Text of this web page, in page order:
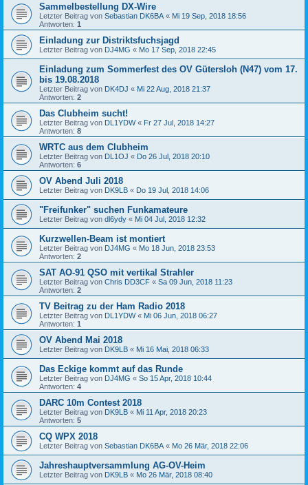
Sammelbestellung DX-Wire
Letzter Beitrag von Sebastian DK6BA « Mi 19 Sep, 2018 18:56
Antworten: 1
Einladung zur Distriktsfuchsjagd
Letzter Beitrag von DJ4MG « Mo 17 Sep, 2018 22:45
Einladung zum Sommerfest des OV Gütersloh (N47) vom 17.
bis 19.08.2018
Letzter Beitrag von DK4DJ « Mi 22 Aug, 2018 21:37
Antworten: 2
Das Clubheim sucht!
Letzter Beitrag von DL1YDW« Fr 27 Jul, 2018 14:27
Antworten: 8
WRTC aus dem Clubheim
Letzter Beitrag von DL1OJ « Do 26 Jul, 2018 20:10
Antworten: 6
OV Abend Juli 2018
Letzter Beitrag von DK9LB « Do 19 Jul, 2018 14:06
"Freifunker" suchen Funkamateure
Letzter Beitrag von dl6ydy « Mi 04 Jul, 2018 12:32
Kurzwellen-Beam ist montiert
Letzter Beitrag von DJ4MG « Mo 18 Jun, 2018 23:53
Antworten: 2
SAT AO-91 QSO mit vertikal Strahler
Letzter Beitrag von Chris DD3CF « Sa 09 Jun, 2018 11:23
Antworten: 2
TV Beitrag zu der Ham Radio 2018
Letzter Beitrag von DL1YDW« Mi 06 Jun, 2018 06:27
Antworten: 1
OV Abend Mai 2018
Letzter Beitrag von DK9LB « Mi 16 Mai, 2018 06:33
Das Eckige kommt auf das Runde
Letzter Beitrag von DJ4MG « So 15 Apr, 2018 10:44
Antworten: 4
DARC 10m Contest 2018
Letzter Beitrag von DK9LB « Mi 11 Apr, 2018 20:23
Antworten: 5
CQ WPX 2018
Letzter Beitrag von Sebastian DK6BA « Mo 26 Mär, 2018 22:06
Jahreshauptversammlung AG-OV-Heim
Letzter Beitrag von DK9LB « Mo 26 Mär, 2018 08:40